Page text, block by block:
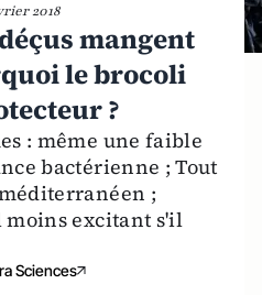
2018
mangent
le brocoli
?
: même une faible
bactérienne ; Tout
;
moins excitant s'il
Sciences